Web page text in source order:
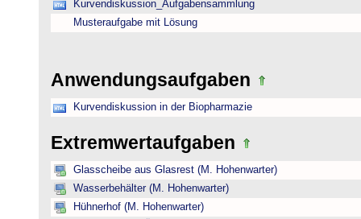
Kurvendiskussion_Aufgabensammlung
Musteraufgabe mit Lösung
Anwendungsaufgaben
Kurvendiskussion in der Biopharmazie
Extremwertaufgaben
Glasscheibe aus Glasrest (M. Hohenwarter)
Wasserbehälter (M. Hohenwarter)
Hühnerhof (M. Hohenwarter)